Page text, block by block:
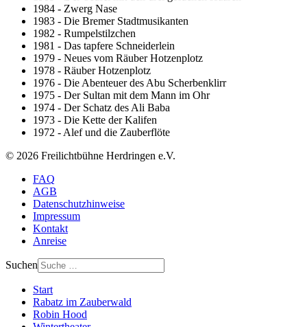
1984 - Zwerg Nase
1983 - Die Bremer Stadtmusikanten
1982 - Rumpelstilzchen
1981 - Das tapfere Schneiderlein
1979 - Neues vom Räuber Hotzenplotz
1978 - Räuber Hotzenplotz
1976 - Die Abenteuer des Abu Scherbenklirr
1975 - Der Sultan mit dem Mann im Ohr
1974 - Der Schatz des Ali Baba
1973 - Die Kette der Kalifen
1972 - Alef und die Zauberflöte
© 2026 Freilichtbühne Herdringen e.V.
FAQ
AGB
Datenschutzhinweise
Impressum
Kontakt
Anreise
Suchen
Start
Rabatz im Zauberwald
Robin Hood